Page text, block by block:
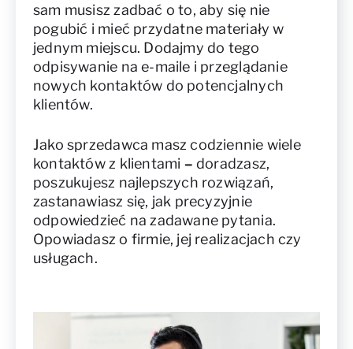
sam musisz zadbać o to, aby się nie
pogubić i mieć przydatne materiały w
jednym miejscu. Dodajmy do tego
odpisywanie na e-maile i przeglądanie
nowych kontaktów do potencjalnych
klientów.
Jako sprzedawca masz codziennie wiele
kontaktów z klientami –doradzasz,
poszukujesz najlepszych rozwiązań,
zastanawiasz się, jak precyzyjnie
odpowiedzieć na zadawane pytania.
Opowiadasz o firmie, jej realizacjach czy
usługach.